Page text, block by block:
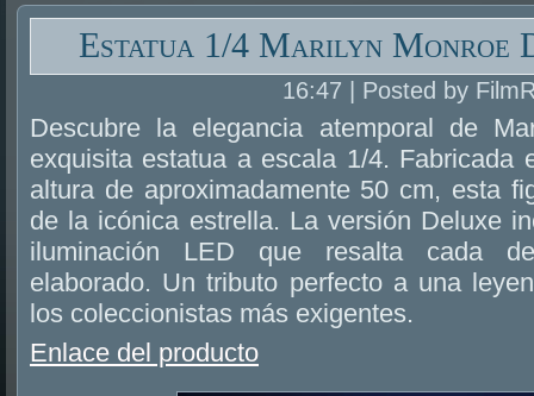
Estatua 1/4 Marilyn Monroe
16:47 | Posted by
Descubre la elegancia atemporal de
exquisita estatua a escala 1/4. Fabricada
altura de aproximadamente 50 cm, esta
de la icónica estrella. La versión Deluxe
iluminación LED que resalta cada
elaborado. Un tributo perfecto a una
los coleccionistas más exigentes.
Enlace del producto